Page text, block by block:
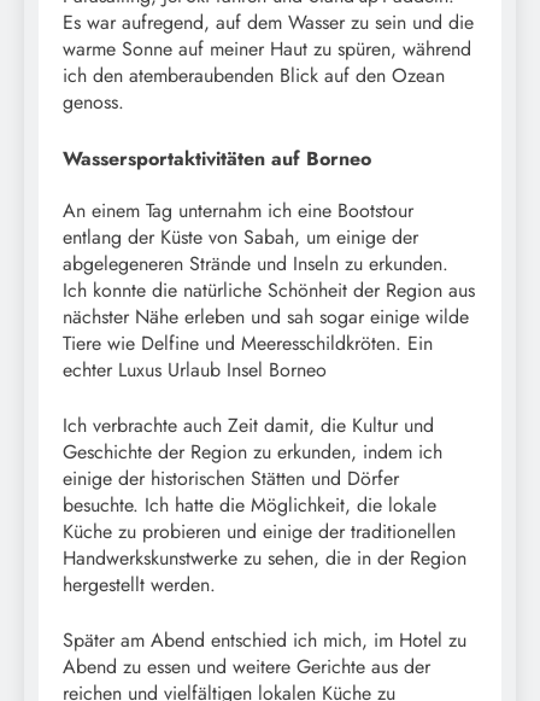
Es war aufregend, auf dem Wasser zu sein und die
warme Sonne auf meiner Haut zu spüren, während
ich den atemberaubenden Blick auf den Ozean
genoss.
Wassersportaktivitäten auf Borneo
An einem Tag unternahm ich eine Bootstour
entlang der Küste von Sabah, um einige der
abgelegeneren Strände und Inseln zu erkunden.
Ich konnte die natürliche Schönheit der Region aus
nächster Nähe erleben und sah sogar einige wilde
Tiere wie Delfine und Meeresschildkröten. Ein
echter Luxus Urlaub Insel Borneo
Ich verbrachte auch Zeit damit, die Kultur und
Geschichte der Region zu erkunden, indem ich
einige der historischen Stätten und Dörfer
besuchte. Ich hatte die Möglichkeit, die lokale
Küche zu probieren und einige der traditionellen
Handwerkskunstwerke zu sehen, die in der Region
hergestellt werden.
Später am Abend entschied ich mich, im Hotel zu
Abend zu essen und weitere Gerichte aus der
reichen und vielfältigen lokalen Küche zu